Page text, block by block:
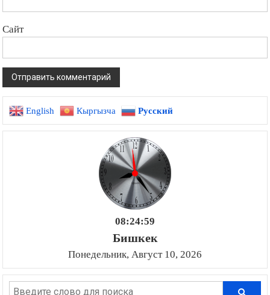
Сайт
English Кыргызча Русский
08:25:00
Бишкек
Понедельник, Август 10, 2026